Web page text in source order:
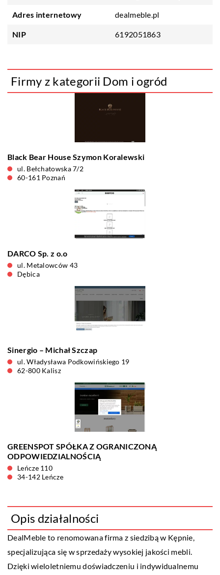
Adres internetowy dealmeble.pl
NIP 6192051863
Firmy z kategorii Dom i ogród
Black Bear House Szymon Koralewski
ul. Bełchatowska 7/2
60-161 Poznań
DARCO Sp. z o.o
ul. Metalowców 43
Dębica
Sinergio – Michał Szczap
ul. Władysława Podkowińskiego 19
62-800 Kalisz
GREENSPOT SPÓŁKA Z OGRANICZONĄ
ODPOWIEDZIALNOŚCIĄ
Leńcze 110
34-142 Leńcze
Opis działalności
DealMeble to renomowana firma z siedzibą w Kępnie,
specjalizująca się w sprzedaży wysokiej jakości mebli.
Dzięki wieloletniemu doświadczeniu i indywidualnemu